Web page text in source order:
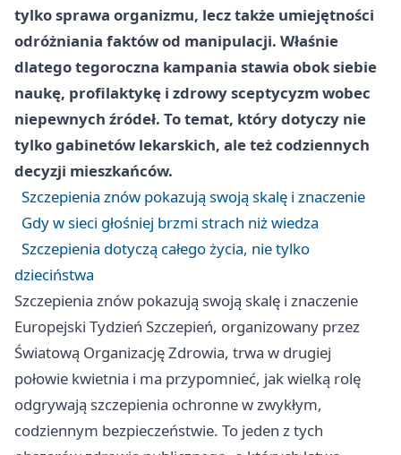
tylko sprawa organizmu, lecz także umiejętności
odróżniania faktów od manipulacji. Właśnie
dlatego tegoroczna kampania stawia obok siebie
naukę, profilaktykę i zdrowy sceptycyzm wobec
niepewnych źródeł. To temat, który dotyczy nie
tylko gabinetów lekarskich, ale też codziennych
decyzji mieszkańców.
Szczepienia znów pokazują swoją skalę i znaczenie
Gdy w sieci głośniej brzmi strach niż wiedza
Szczepienia dotyczą całego życia, nie tylko
dzieciństwa
Szczepienia znów pokazują swoją skalę i znaczenie
Europejski Tydzień Szczepień, organizowany przez
Światową Organizację Zdrowia, trwa w drugiej
połowie kwietnia i ma przypomnieć, jak wielką rolę
odgrywają szczepienia ochronne w zwykłym,
codziennym bezpieczeństwie. To jeden z tych